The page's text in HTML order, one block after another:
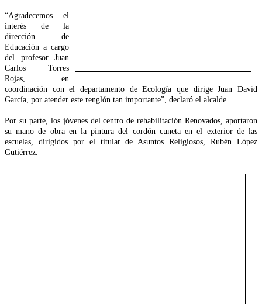
“Agradecemos el
interés de la
dirección de
Educación a cargo
del profesor Juan
Carlos Torres
Rojas, en
coordinación con el departamento de Ecología que dirige Juan David
García, por atender este renglón tan importante”, declaró el alcalde.
Por su parte, los jóvenes del centro de rehabilitación Renovados, aportaron
su mano de obra en la pintura del cordón cuneta en el exterior de las
escuelas, dirigidos por el titular de Asuntos Religiosos, Rubén López
Gutiérrez.